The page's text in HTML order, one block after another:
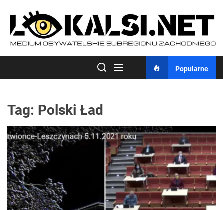
content
Popularne
Tag: Polski Ład